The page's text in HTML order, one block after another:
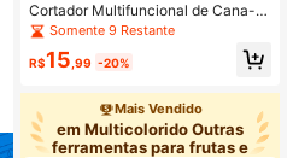
Cortador Multifuncional de Cana-d
e-Açúcar, Cortador de Abacaxi, Des
cascador de Repolho e Vegetais, Ut
ensílio de Cozinha, Descascador de
ca Dura, Utensílio Doméstico de Co
zinha, Descascador de Utensílio de
Cozinha Estilo de Cabo Aleatório C
ontorno de Lâmina Aleatório
Somente 9 Restante
R$15 ,99 -20%
Mais Vendido
em Multicolorido Outras
ferramentas para frutas e